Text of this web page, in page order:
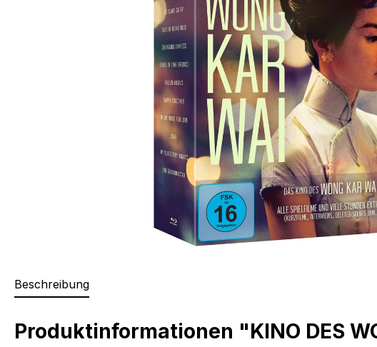
Beschreibung
Produktinformationen "KINO DES